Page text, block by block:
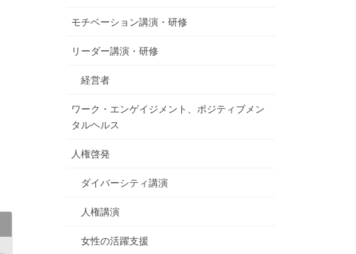
モチベーション講演・研修
リーダー講演・研修
経営者
ワーク・エンゲイジメント、ポジティブメン
タルヘルス
人権啓発
ダイバーシティ講演
人権講演
女性の活躍支援